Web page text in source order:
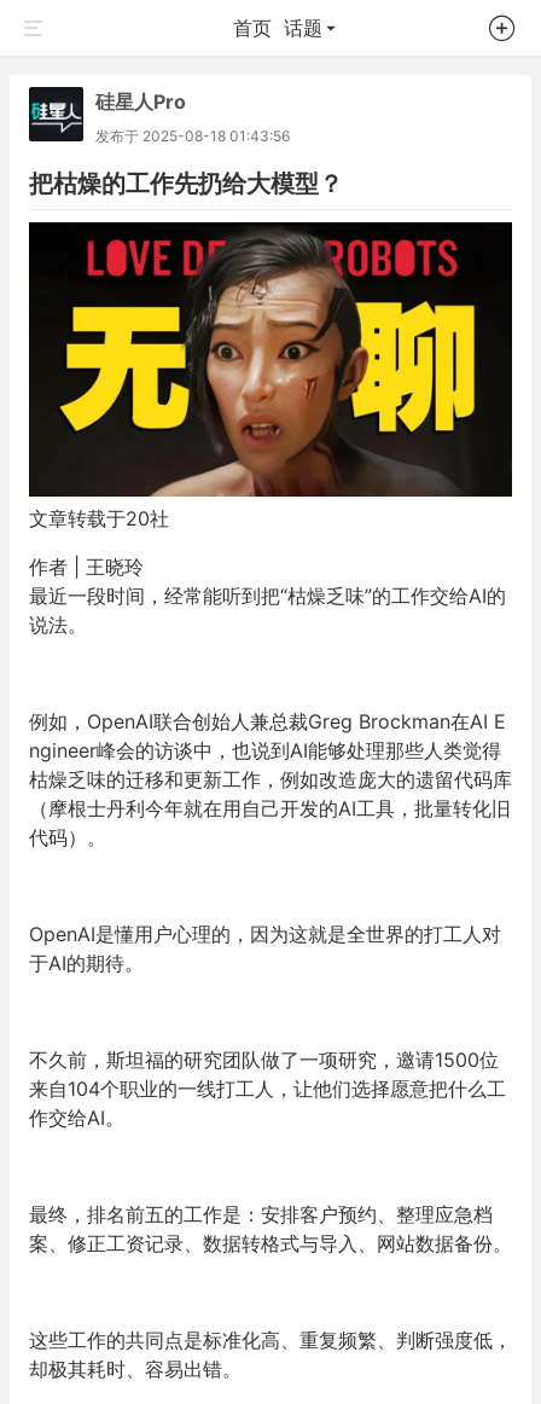
首页 话题
硅星人Pro
发布于 2025-08-18 01:43:56
把枯燥的工作先扔给大模型？
文章转载于20社
作者 | 王晓玲
最近一段时间，经常能听到把“枯燥乏味”的工作交给AI的
说法。
例如，OpenAI联合创始人兼总裁Greg Brockman在AI E
ngineer峰会的访谈中，也说到AI能够处理那些人类觉得
枯燥乏味的迁移和更新工作，例如改造庞大的遗留代码库
（摩根士丹利今年就在用自己开发的AI工具，批量转化旧
代码）。
OpenAI是懂用户心理的，因为这就是全世界的打工人对
于AI的期待。
不久前，斯坦福的研究团队做了一项研究，邀请1500位
来自104个职业的一线打工人，让他们选择愿意把什么工
作交给AI。
最终，排名前五的工作是：安排客户预约、整理应急档
案、修正工资记录、数据转格式与导入、网站数据备份。
这些工作的共同点是标准化高、重复频繁、判断强度低，
却极其耗时、容易出错。